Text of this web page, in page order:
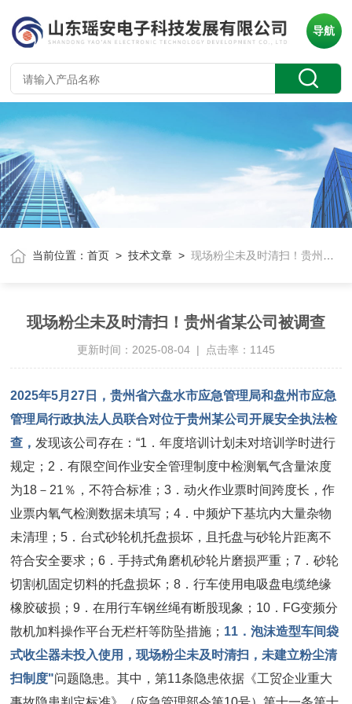
导航
当前位置：首页 >技术文章 >现场粉尘未及时清扫！贵州省某公司被调查
现场粉尘未及时清扫！贵州省某公司被调查
更新时间：2025-08-04 | 点击率：1145
2025年5月27日，贵州省六盘水市应急管理局和盘州市应急
管理局行政执法人员联合对位于贵州某公司开展安全执法检
查， 发现该公司存在：“1．年度培训计划未对培训学时进行
规定；2．有限空间作业安全管理制度中检测氧气含量浓度
为18－21％，不符合标准；3．动火作业票时间跨度长，作
业票内氧气检测数据未填写；4．中频炉下基坑内大量杂物
未清理；5．台式砂轮机托盘损坏，且托盘与砂轮片距离不
符合安全要求；6．手持式角磨机砂轮片磨损严重；7．砂轮
切割机固定切料的托盘损坏；8．行车使用电吸盘电缆绝缘
橡胶破损；9．在用行车钢丝绳有断股现象；10．FG变频分
散机加料操作平台无栏杆等防坠措施； 11．泡沫造型车间袋
式收尘器未投入使用，现场粉尘未及时清扫，未建立粉尘清
扫制度"问题隐患。其中，第11条隐患依据《工贸企业重大